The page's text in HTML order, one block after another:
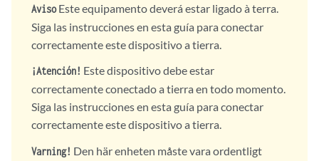
AvisoEste equipamento deverá estar ligado à terra.
Siga las instrucciones en esta guía para conectar
correctamente este dispositivo a tierra.
¡Atención! Este dispositivo debe estar
correctamente conectado a tierra en todo momento.
Siga las instrucciones en esta guía para conectar
correctamente este dispositivo a tierra.
Varning! Den här enheten måste vara ordentligt